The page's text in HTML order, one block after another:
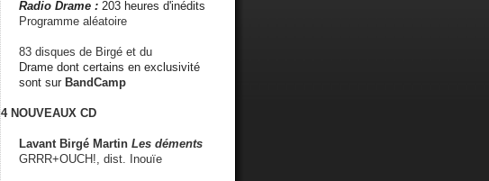
Radio Drame : 203 heures d'inédits
Programme aléatoire
83 disques de Birgé et du
Drame dont certains en exclusivité
sont sur BandCamp
4 NOUVEAUX CD
Lavant Birgé Martin Les déments
GRRR+OUCH!, dist. Inouïe